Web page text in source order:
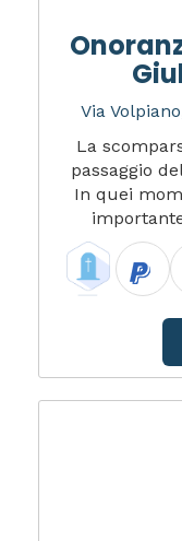
Via
La
passaggio
In quei